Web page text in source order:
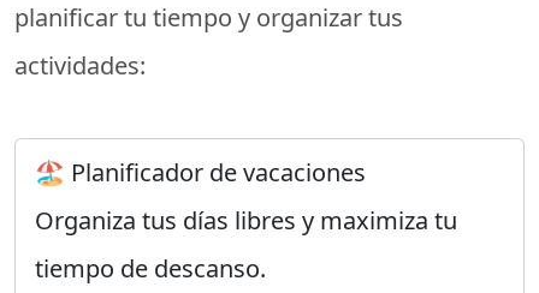
planificar tu tiempo y organizar tus
actividades:
🏖️ Planificador de vacaciones
Organiza tus días libres y maximiza tu
tiempo de descanso.